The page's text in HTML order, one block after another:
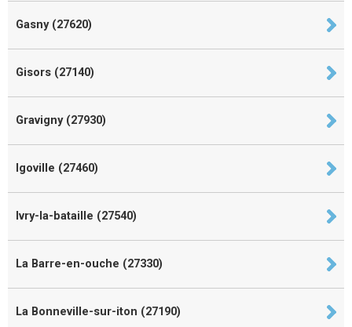
Gasny (27620)
Gisors (27140)
Gravigny (27930)
Igoville (27460)
Ivry-la-bataille (27540)
La Barre-en-ouche (27330)
La Bonneville-sur-iton (27190)